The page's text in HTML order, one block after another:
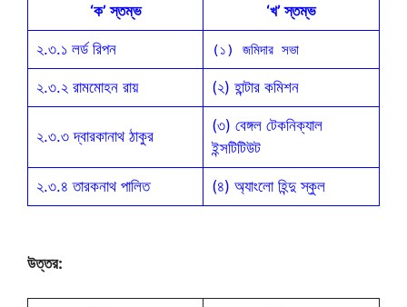
‘ক’ স্তম্ভ ‘খ’ স্তম্ভ
২.৩.১ লর্ড রিপন (১) জমিদার সভা
২.৩.২ রামমোহন রায় (২) হান্টার কমিশন
২.৩.৩ দ্বারকানাথ ঠাকুর
(৩) বেঙ্গল টেকনিক্যাল
ইন্সটিটিউট
২.৩.৪ তারকনাথ পালিত (৪) অ্যাংলো হিন্দু স্কুল
উত্তর: